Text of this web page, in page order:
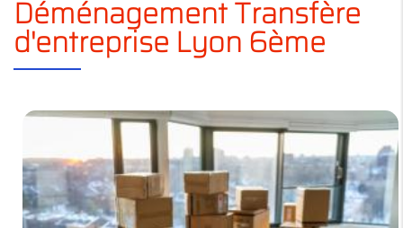
Déménagement Transfère
d'entreprise Lyon 6ème